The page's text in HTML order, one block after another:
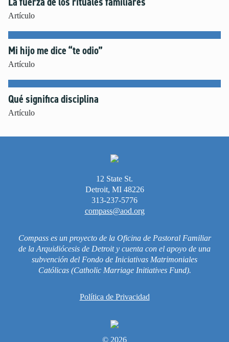
Género e Identidad Sexual
Inteligencia Artificial
Masturbación
Miedo y La Preocupación
Modelado de Conductas
Noviazgo
Oración
Pornografía
Vida Litúrgica
Más Recursos para las Familias
Artículo
Mi hijo me dice “te odio”
Artículo
Qué significa disciplina
Artículo
12 State St.
Detroit, MI 48226
313-237-5776
compass@aod.org
Compass es un proyecto de la Oficina de Pastoral Familiar
de la Arquidiócesis de Detroit y cuenta con el apoyo de una
subvención del Fondo de Iniciativas Matrimoniales
Católicas (Catholic Marriage Initiatives Fund).
Política de Privacidad
© 2026